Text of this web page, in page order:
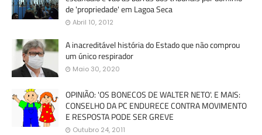
de 'propriedade' em Lagoa Seca
Abril 10, 2012
A inacreditável história do Estado que não comprou
um único respirador
Maio 30, 2020
OPINIÃO: 'OS BONECOS DE WALTER NETO'. E MAIS:
CONSELHO DA PC ENDURECE CONTRA MOVIMENTO
E RESPOSTA PODE SER GREVE
Outubro 24, 2011